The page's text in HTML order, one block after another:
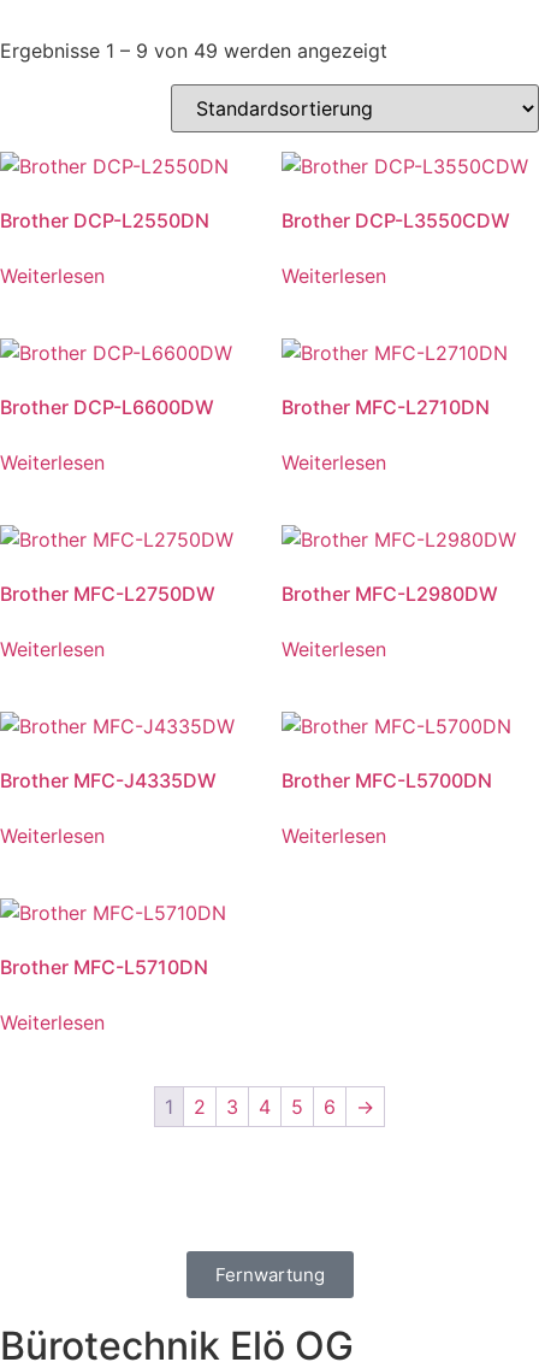
Ergebnisse 1 – 9 von 49 werden angezeigt
Brother DCP-L2550DN
Weiterlesen
Brother DCP-L3550CDW
Weiterlesen
Brother DCP-L6600DW
Weiterlesen
Brother MFC-L2710DN
Weiterlesen
Brother MFC-L2750DW
Weiterlesen
Brother MFC-L2980DW
Weiterlesen
Brother MFC-J4335DW
Weiterlesen
Brother MFC-L5700DN
Weiterlesen
Brother MFC-L5710DN
Weiterlesen
1 2 3 4 5 6 →
Fernwartung
Bürotechnik Elö OG